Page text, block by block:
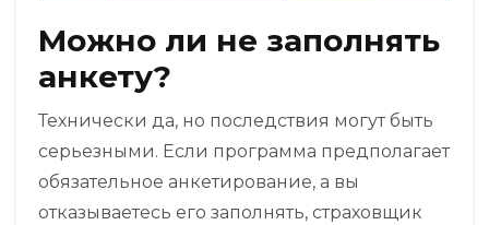
Можно ли не заполнять
анкету?
Технически да, но последствия могут быть
серьезными. Если программа предполагает
обязательное анкетирование, а вы
отказываетесь его заполнять, страховщик